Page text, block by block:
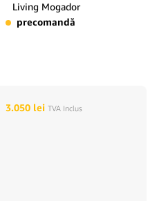
Living Mogador
precomandă
3.050 lei TVA Inclus